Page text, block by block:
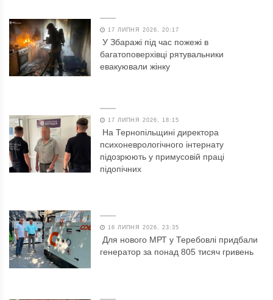
17 ЛИПНЯ 2026, 20:17
У Збаражі під час пожежі в
багатоповерхівці рятувальники
евакуювали жінку
17 ЛИПНЯ 2026, 18:15
На Тернопільщині директора
психоневрологічного інтернату
підозрюють у примусовій праці
підопічних
16 ЛИПНЯ 2026, 23:35
Для нового МРТ у Теребовлі придбали
генератор за понад 805 тисяч гривень